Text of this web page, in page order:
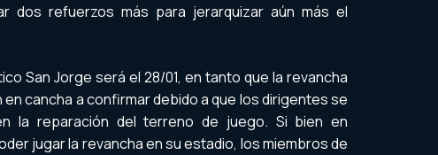
dos refuerzos más para jerarquizar aún más el
San Jorge será el 28/01, en tanto que la revancha
cancha a confirmar debido a que los dirigentes se
la reparación del terreno de juego. Si bien en
jugar la revancha en su estadio, los miembros de